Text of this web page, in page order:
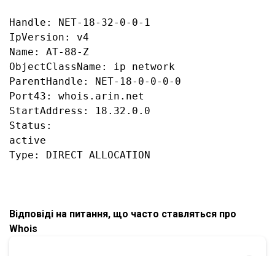
Handle: NET-18-32-0-0-1
IpVersion: v4
Name: AT-88-Z
ObjectClassName: ip network
ParentHandle: NET-18-0-0-0-0
Port43: whois.arin.net
StartAddress: 18.32.0.0
Status:
active
Відповіді на питання, що часто ставляться про
Whois